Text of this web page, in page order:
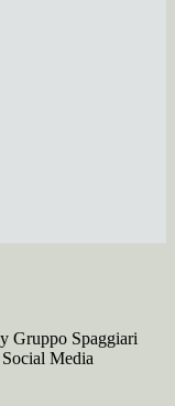
Gruppo Spaggiari
Media